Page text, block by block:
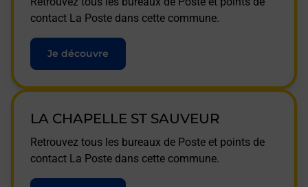
contact La Poste dans cette commune.
Je découvre
LA CHAPELLE ST SAUVEUR
Retrouvez tous les bureaux de Poste et points de
contact La Poste dans cette commune.